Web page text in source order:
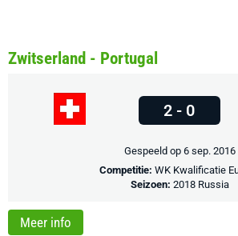
Zwitserland - Portugal
2 - 0
Gespeeld op 6 sep. 2016
Competitie: WK Kwalificatie
Seizoen: 2018 Russia
Meer info